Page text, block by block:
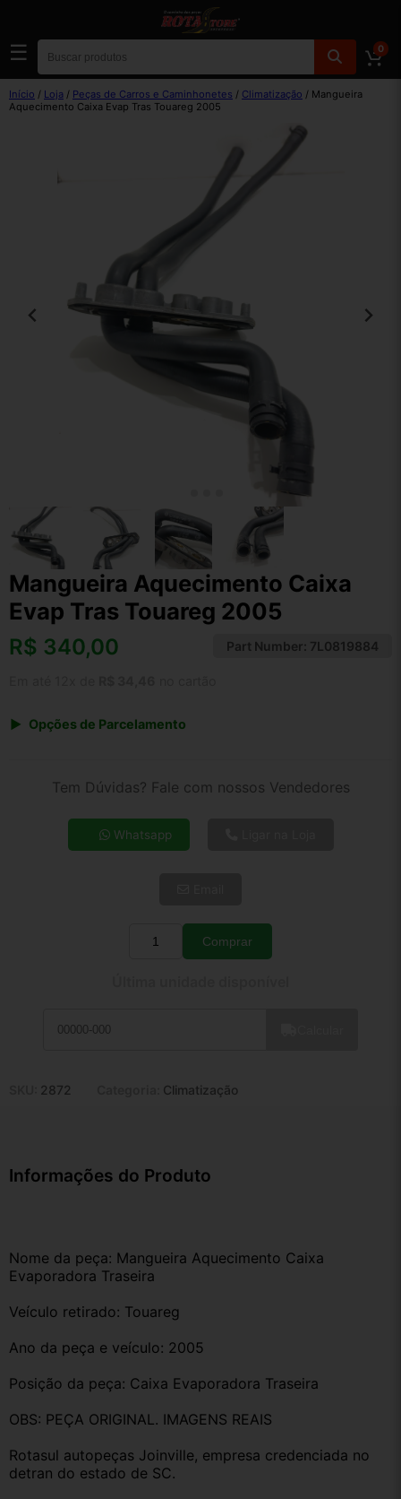
☰ 0
Início / Loja / Peças de Carros e Caminhonetes / Climatização / Mangueira
Aquecimento Caixa Evap Tras Touareg 2005
Mangueira Aquecimento Caixa
Evap Tras Touareg 2005
R$ 340,00 Part Number: 7L0819884
Opções de Parcelamento
4x de R$ 94,23
5x de R$ 76,37
Tem Dúvidas? Fale com nossos Vendedores
Whatsapp
Quantidade
Comprar
2872 Climatização
Informações do Produto
Nome da peça: Mangueira Aquecimento Caixa
Evaporadora Traseira
Veículo retirado: Touareg
Ano da peça e veículo: 2005
Posição da peça: Caixa Evaporadora Traseira
OBS: PEÇA ORIGINAL. IMAGENS REAIS
Rotasul autopeças Joinville, empresa credenciada no
detran do estado de SC.